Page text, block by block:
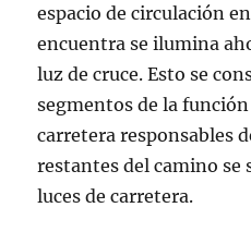
espacio de circulación
encuentra se ilumina
luz de cruce. Esto se
segmentos de la
carretera responsables
restantes del camino
luces de carretera.